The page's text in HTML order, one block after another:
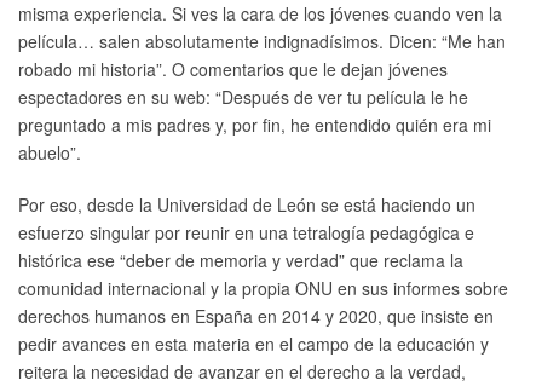
misma experiencia. Si ves la cara de los jóvenes cuando ven la
película… salen absolutamente indignadísimos. Dicen: “Me han
robado mi historia”. O comentarios que le dejan jóvenes
espectadores en su web: “Después de ver tu película le he
preguntado a mis padres y, por fin, he entendido quién era mi
abuelo”.
Por eso, desde la Universidad de León se está haciendo un
esfuerzo singular por reunir en una tetralogía pedagógica e
histórica ese “deber de memoria y verdad” que reclama la
comunidad internacional y la propia ONU en sus informes sobre
derechos humanos en España en 2014 y 2020, que insiste en
pedir avances en esta materia en el campo de la educación y
reitera la necesidad de avanzar en el derecho a la verdad,